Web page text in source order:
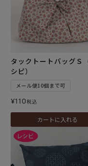
タックトートバッグＳ
シピ）
メール便10個まで可
¥110税込
カートに入れる